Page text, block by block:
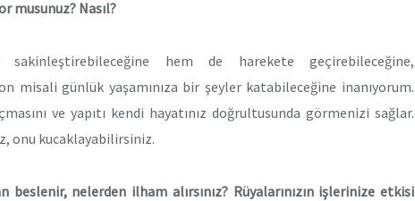
musunuz? Nasıl?
hem de harekete geçirebileceğine,
misali günlük yaşamınıza bir şeyler katabileceğine inanıyorum.
ve yapıtı kendi hayatınız doğrultusunda görmenizi sağlar.
onu kucaklayabilirsiniz.
nelerden ilham alırsınız? Rüyalarınızın işlerinize etkisi